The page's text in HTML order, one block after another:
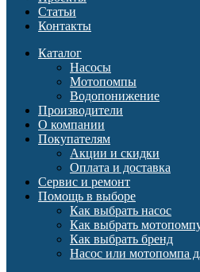
Статьи
Контакты
Каталог
Насосы
Мотопомпы
Водопонижение
Производители
О компании
Покупателям
Акции и скидки
Оплата и доставка
Сервис и ремонт
Помощь в выборе
Как выбрать насос
Как выбрать
Как выбрать бренд
Насос или мотопомпа